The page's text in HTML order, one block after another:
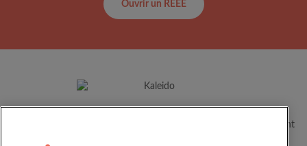
Ouvrir un REEE
concrétiser le plein potentiel de leurs enfants en les accompagnant